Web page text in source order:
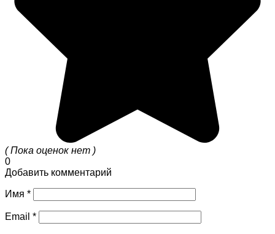
( Пока оценок нет )
0
Добавить комментарий
Имя *
Email *